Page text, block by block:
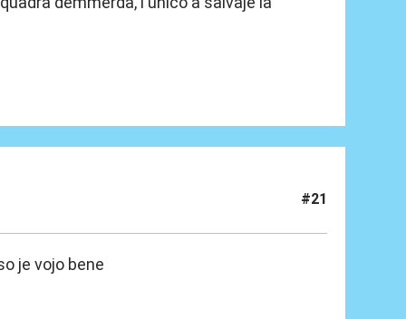
#21
je vojo bene